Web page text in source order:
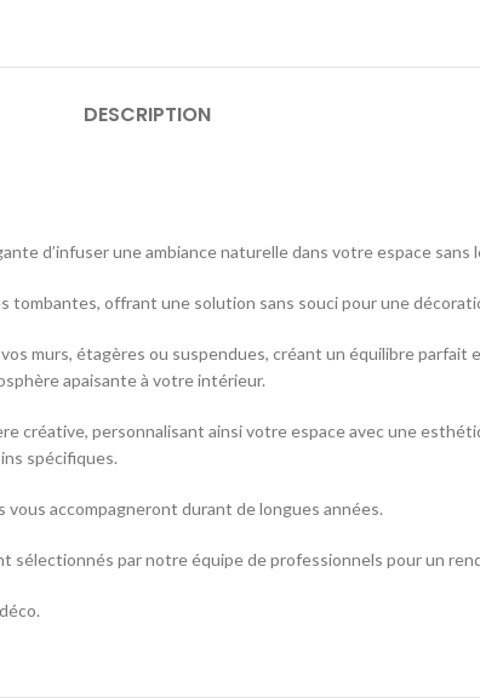
DESCRIPTION
d’infuser une ambiance naturelle dans votre espace
offrant une solution sans souci pour une
murs, étagères ou suspendues, créant un équilibre
apaisante à votre intérieur.
créative, personnalisant ainsi votre espace avec une
spécifiques.
accompagneront durant de longues années.
par notre équipe de professionnels pour un